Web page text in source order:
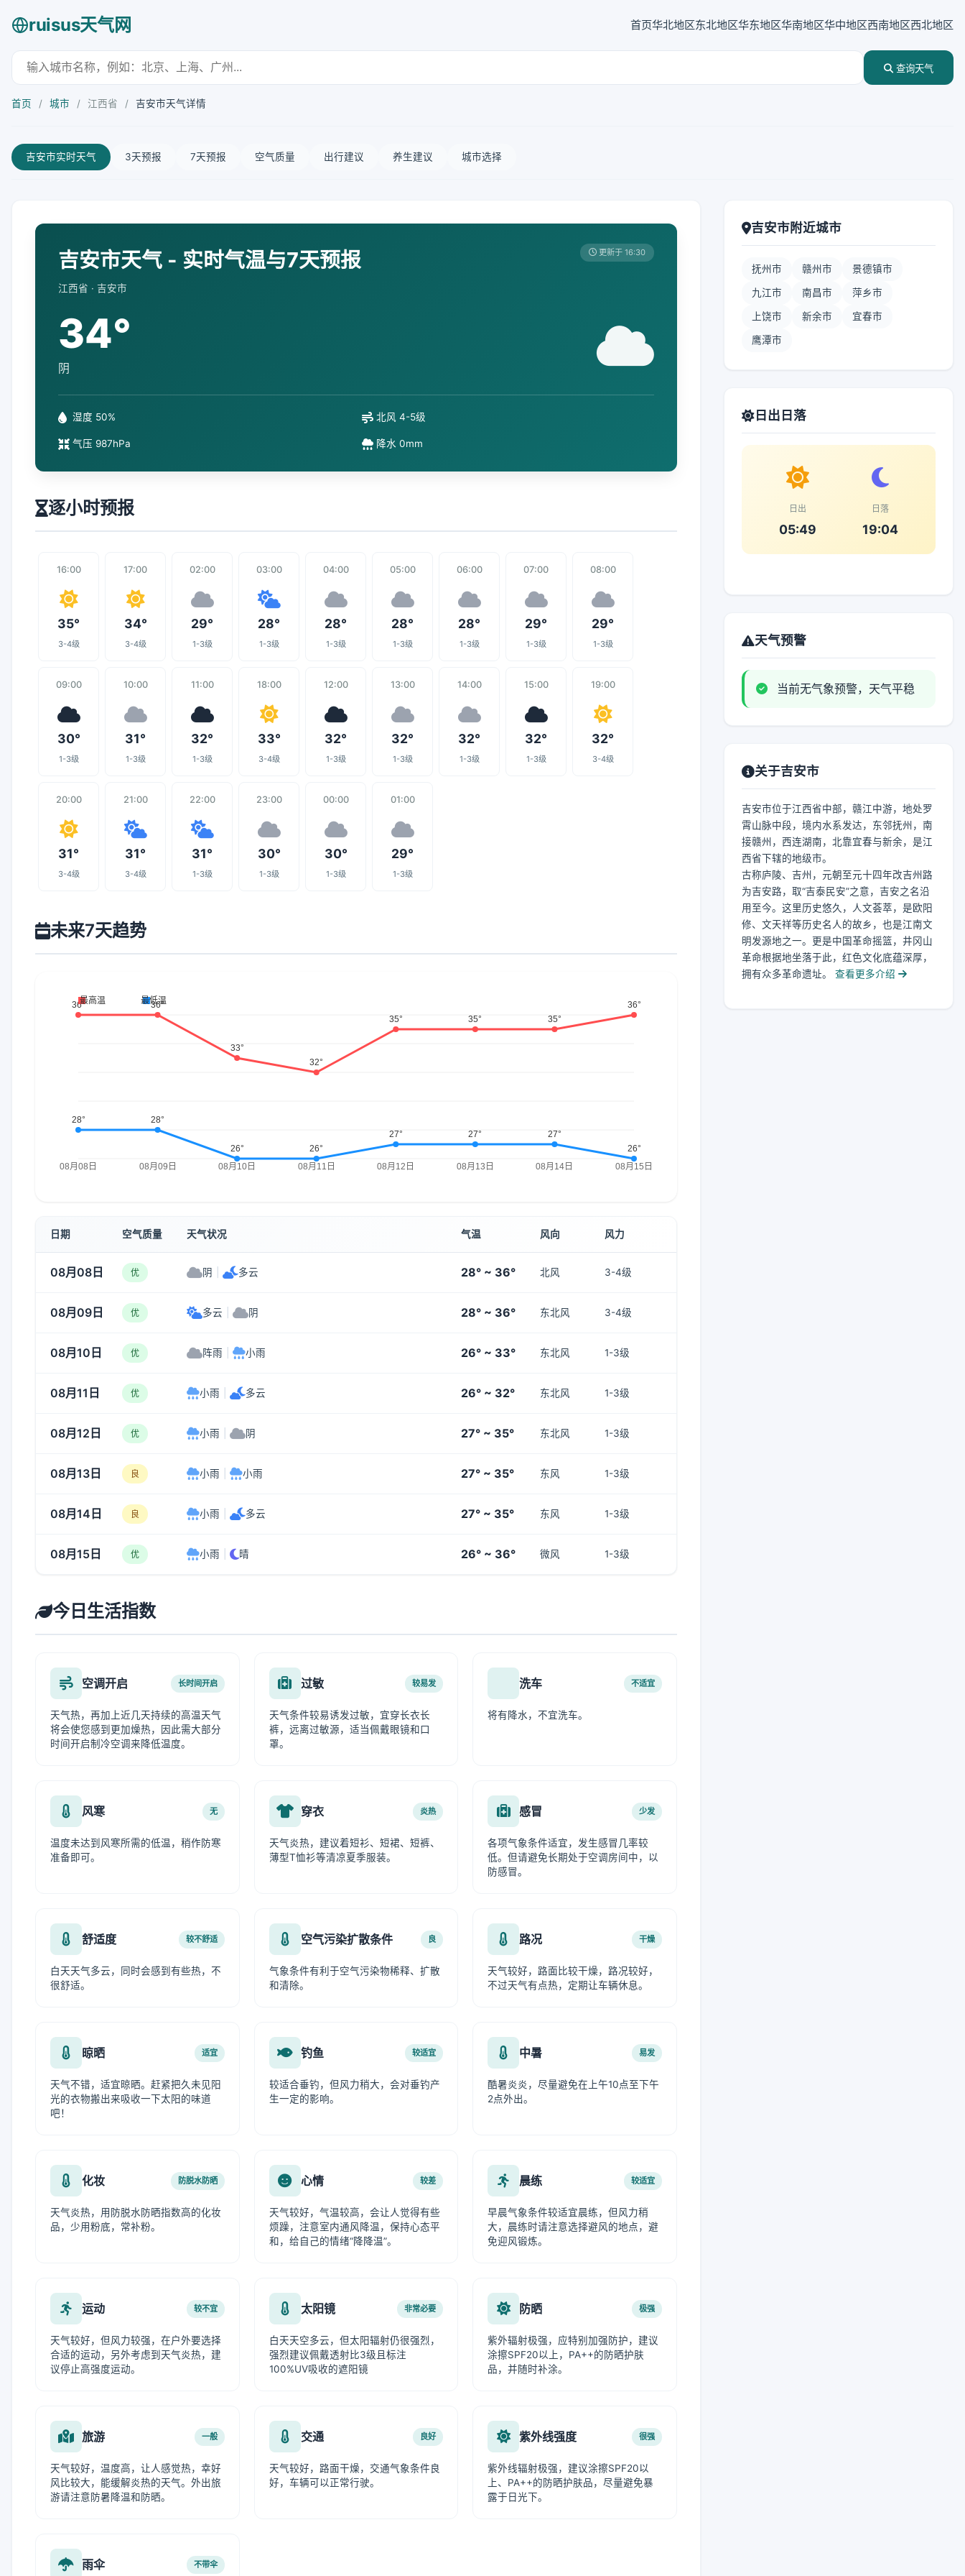
ruisus天气网 首页华北地区东北地区华东地区华南地区华中地区西南地区西北地区
查询天气
首页 / 城市 / 江西省 / 吉安市天气详情
吉安市实时天气 3天预报 7天预报 空气质量 出行建议 养生建议 城市选择
吉安市天气 - 实时气温与7天预报
江西省 · 吉安市
更新于 16:30
34°
阴
湿度 50% 北风 4-5级
气压 987hPa 降水 0mm
逐小时预报
16:00
35°
3-4级
17:00
34°
3-4级
02:00
29°
1-3级
03:00
28°
1-3级
04:00
28°
1-3级
05:00
28°
1-3级
06:00
28°
1-3级
07:00
29°
1-3级
08:00
29°
1-3级
09:00
30°
1-3级
10:00
31°
1-3级
11:00
32°
1-3级
18:00
33°
3-4级
12:00
32°
1-3级
13:00
32°
1-3级
14:00
32°
1-3级
15:00
32°
1-3级
19:00
32°
3-4级
20:00
31°
3-4级
21:00
31°
3-4级
22:00
31°
1-3级
23:00
30°
1-3级
00:00
30°
1-3级
01:00
29°
1-3级
未来7天趋势
日期 空气质量 天气状况 气温 风向 风力
08月08日 优 阴 多云 28° ~ 36° 北风 3-4级
08月09日 优 多云 阴 28° ~ 36° 东北风 3-4级
08月10日 优 阵雨 小雨 26° ~ 33° 东北风 1-3级
08月11日 优 小雨 多云 26° ~ 32° 东北风 1-3级
08月12日 优 小雨 阴 27° ~ 35° 东北风 1-3级
08月13日 良 小雨 小雨 27° ~ 35° 东风 1-3级
08月14日 良 小雨 多云 27° ~ 35° 东风 1-3级
08月15日 优 小雨 晴 26° ~ 36° 微风 1-3级
今日生活指数
空调开启 长时间开启
天气热，再加上近几天持续的高温天气
将会使您感到更加燥热，因此需大部分
时间开启制冷空调来降低温度。
过敏 较易发
天气条件较易诱发过敏，宜穿长衣长
裤，远离过敏源，适当佩戴眼镜和口
罩。
洗车 不适宜
将有降水，不宜洗车。
风寒 无
温度未达到风寒所需的低温，稍作防寒
准备即可。
穿衣 炎热
天气炎热，建议着短衫、短裙、短裤、
薄型T恤衫等清凉夏季服装。
感冒 少发
各项气象条件适宜，发生感冒几率较
低。但请避免长期处于空调房间中，以
防感冒。
舒适度 较不舒适
白天天气多云，同时会感到有些热，不
很舒适。
空气污染扩散条件 良
气象条件有利于空气污染物稀释、扩散
和清除。
路况 干燥
天气较好，路面比较干燥，路况较好，
不过天气有点热，定期让车辆休息。
晾晒 适宜
天气不错，适宜晾晒。赶紧把久未见阳
光的衣物搬出来吸收一下太阳的味道
吧！
钓鱼 较适宜
较适合垂钓，但风力稍大，会对垂钓产
生一定的影响。
中暑 易发
酷暑炎炎，尽量避免在上午10点至下午
2点外出。
化妆 防脱水防晒
天气炎热，用防脱水防晒指数高的化妆
品，少用粉底，常补粉。
心情 较差
天气较好，气温较高，会让人觉得有些
烦躁，注意室内通风降温，保持心态平
和，给自己的情绪“降降温”。
晨练 较适宜
早晨气象条件较适宜晨练，但风力稍
大，晨练时请注意选择避风的地点，避
免迎风锻炼。
运动 较不宜
天气较好，但风力较强，在户外要选择
合适的运动，另外考虑到天气炎热，建
议停止高强度运动。
太阳镜 非常必要
白天天空多云，但太阳辐射仍很强烈，
强烈建议佩戴透射比3级且标注
100%UV吸收的遮阳镜
防晒 极强
紫外辐射极强，应特别加强防护，建议
涂擦SPF20以上，PA++的防晒护肤
品，并随时补涂。
旅游 一般
天气较好，温度高，让人感觉热，幸好
风比较大，能缓解炎热的天气。外出旅
游请注意防暑降温和防晒。
交通 良好
天气较好，路面干燥，交通气象条件良
好，车辆可以正常行驶。
紫外线强度 很强
紫外线辐射极强，建议涂擦SPF20以
上、PA++的防晒护肤品，尽量避免暴
露于日光下。
雨伞 不带伞
吉安市附近城市
抚州市 赣州市 景德镇市
九江市 南昌市 萍乡市
上饶市 新余市 宜春市
鹰潭市
日出日落
日出
05:49
日落
19:04
天气预警
当前无气象预警，天气平稳
关于吉安市
吉安市位于江西省中部，赣江中游，地处罗
霄山脉中段，境内水系发达，东邻抚州，南
接赣州，西连湖南，北靠宜春与新余，是江
西省下辖的地级市。
古称庐陵、吉州，元朝至元十四年改吉州路
为吉安路，取“吉泰民安”之意，吉安之名沿
用至今。这里历史悠久，人文荟萃，是欧阳
修、文天祥等历史名人的故乡，也是江南文
明发源地之一。更是中国革命摇篮，井冈山
革命根据地坐落于此，红色文化底蕴深厚，
拥有众多革命遗址。
查看更多介绍